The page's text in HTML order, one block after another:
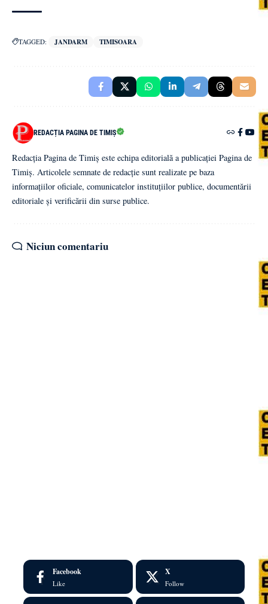
TAGGED: JANDARM TIMISOARA
REDACȚIA PAGINA DE TIMIȘ
Redacția Pagina de Timiș este echipa editorială a publicației Pagina de
Timiș. Articolele semnate de redacție sunt realizate pe baza
informațiilor oficiale, comunicatelor instituțiilor publice, documentării
editoriale și verificării din surse publice.
Niciun comentariu
Facebook
Like
X
Follow